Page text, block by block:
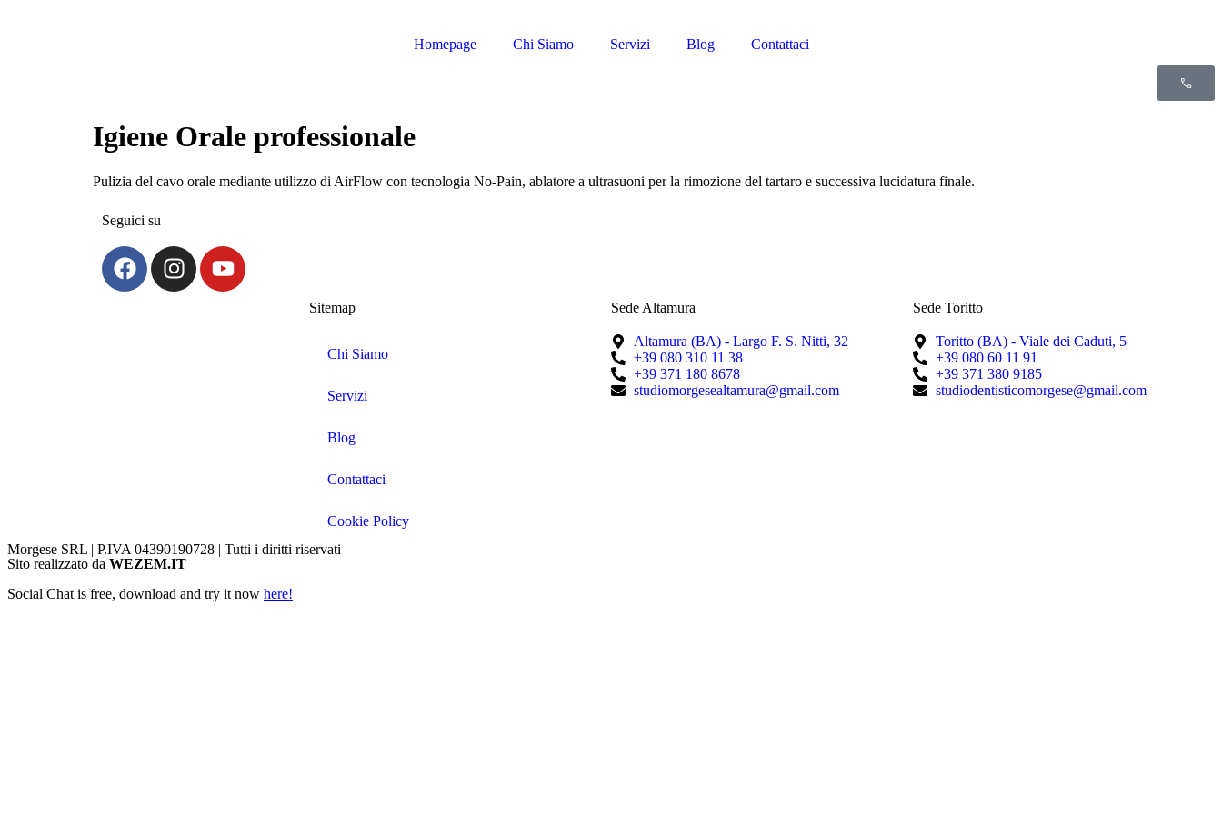
Homepage Chi Siamo Servizi Blog Contattaci
Igiene Orale professionale
Pulizia del cavo orale mediante utilizzo di AirFlow con tecnologia No-Pain, ablatore a ultrasuoni per la rimozione del tartaro e successiva lucidatura finale.
Seguici su
Sitemap
Chi Siamo
Servizi
Blog
Contattaci
Cookie Policy
Sede Altamura
Altamura (BA) - Largo F. S. Nitti, 32
+39 080 310 11 38
+39 371 180 8678
studiomorgesealtamura@gmail.com
Sede Toritto
Toritto (BA) - Viale dei Caduti, 5
+39 080 60 11 91
+39 371 380 9185
studiodentisticomorgese@gmail.com
Morgese SRL | P.IVA 04390190728 | Tutti i diritti riservati
Sito realizzato da WEZEM.IT
Social Chat is free, download and try it now here!